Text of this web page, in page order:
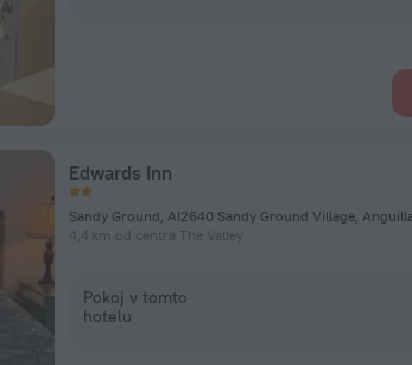
Edwards Inn
4,4 km od centra The Valley
Pokoj v tomto
hotelu